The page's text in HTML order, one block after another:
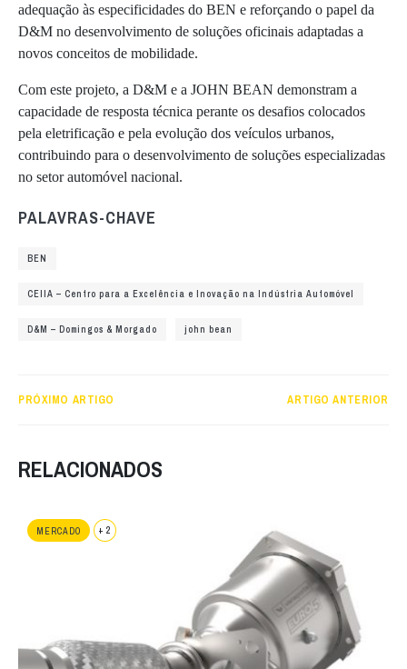
adequação às especificidades do BEN e reforçando o papel da
D&M no desenvolvimento de soluções oficinais adaptadas a
novos conceitos de mobilidade.
Com este projeto, a D&M e a JOHN BEAN demonstram a
capacidade de resposta técnica perante os desafios colocados
pela eletrificação e pela evolução dos veículos urbanos,
contribuindo para o desenvolvimento de soluções especializadas
no setor automóvel nacional.
PALAVRAS-CHAVE
BEN
CEIIA – Centro para a Excelência e Inovação na Indústria Automóvel
D&M – Domingos & Morgado john bean
PRÓXIMO ARTIGO ARTIGO ANTERIOR
RELACIONADOS
MERCADO + 2